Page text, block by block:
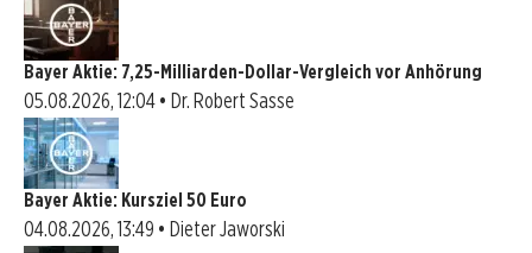
Bayer Aktie: 7,25-Milliarden-Dollar-Vergleich vor Anhörung
05.08.2026, 12:04 • Dr. Robert Sasse
Bayer Aktie: Kursziel 50 Euro
04.08.2026, 13:49 • Dieter Jaworski